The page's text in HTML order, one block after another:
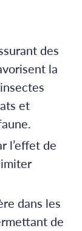
des
la
et
l’effet de
dans les
de